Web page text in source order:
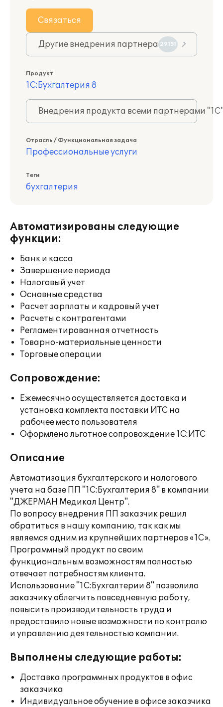
Связаться
Другие внедрения партнера 29151
Продукт
1С:Бухгалтерия 8
Внедрения продукта всеми партнерами
Отрасль / Функциональная задача
Профессиональные услуги
Теги
бухгалтерия
Автоматизированы следующие
функции:
Банк и касса
Завершение периода
Налоговый учет
Основные средства
Расчет зарплаты и кадровый учет
Расчеты с контрагентами
Регламентированная отчетность
Товарно-материальные ценности
Торговые операции
Сопровождение:
Ежемесячно осуществляется доставка и
установка комплекта поставки ИТС на
рабочее место пользователя
Оформлено льготное сопровождение 1С:ИТС
Описание
Автоматизация бухгалтерского и налогового
учета на базе ПП "1С:Бухгалтерия 8" в компании
"ДЖЕРМАН Медикал Центр".
По вопросу внедрения ПП заказчик решил
обратиться в нашу компанию, так как мы
являемся одним из крупнейших партнеров «1С».
Программный продукт по своим
функциональным возможностям полностью
отвечает потребностям клиента.
Использование "1С:Бухгалтерии 8" позволило
заказчику облегчить повседневную работу,
повысить производительность труда и
предоставило новые возможности по контролю
и управлению деятельностью компании.
Выполнены следующие работы:
Доставка программных продуктов в офис
заказчика
Индивидуальное обучение в офисе заказчика